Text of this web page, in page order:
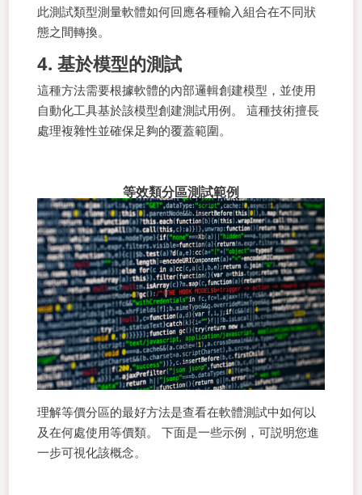
此測試類型測量軟體如何回應各種輸入組合在不同狀
態之間轉換。
4. 基於模型的測試
這種方法需要根據軟體的內部邏輯創建模型，並使用
自動化工具基於該模型創建測試用例。 這種技術擅長
處理複雜性並確保足夠的覆蓋範圍。
等效類分區測試範例
理解等價分區的最好方法是查看在軟體測試中如何以
及在何處使用等價類。 下面是一些示例，可説明您進
一步可視化該概念。